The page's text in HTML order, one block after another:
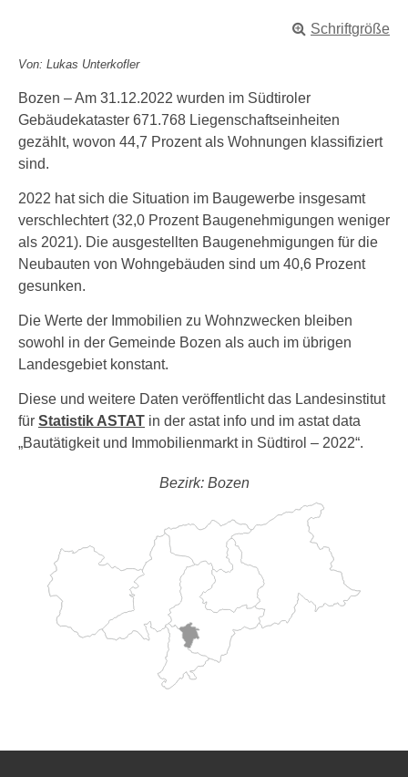
Schriftgröße
Von: Lukas Unterkofler
Bozen – Am 31.12.2022 wurden im Südtiroler
Gebäudekataster 671.768 Liegenschaftseinheiten
gezählt, wovon 44,7 Prozent als Wohnungen klassifiziert
sind.
2022 hat sich die Situation im Baugewerbe insgesamt
verschlechtert (32,0 Prozent Baugenehmigungen weniger
als 2021). Die ausgestellten Baugenehmigungen für die
Neubauten von Wohngebäuden sind um 40,6 Prozent
gesunken.
Die Werte der Immobilien zu Wohnzwecken bleiben
sowohl in der Gemeinde Bozen als auch im übrigen
Landesgebiet konstant.
Diese und weitere Daten veröffentlicht das Landesinstitut
für Statistik ASTAT in der astat info und im astat data
„Bautätigkeit und Immobilienmarkt in Südtirol – 2022“.
Bezirk: Bozen